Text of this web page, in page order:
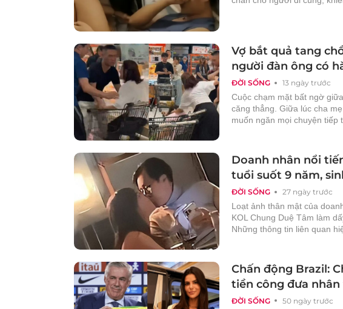
ĐỜI SỐNG 13 ngày trước
Vợ bắt quả tang
người đàn ông có
Cuộc chạm mặt bất ngờ
căng thẳng. Giữa lúc cha
muốn ngăn mọi chuyện tiếp
ĐỜI SỐNG 27 ngày trước
Doanh nhân nổi
tuổi suốt 9 năm,
Loạt ảnh thân mật của
KOL Chung Duệ Tâm làm
Những thông tin liên quan
ĐỜI SỐNG 50 ngày trước
Chấn động Brazil:
tiền công đưa